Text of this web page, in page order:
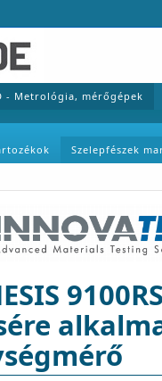
- Metrológia, mérőgépek
Szelepfészek